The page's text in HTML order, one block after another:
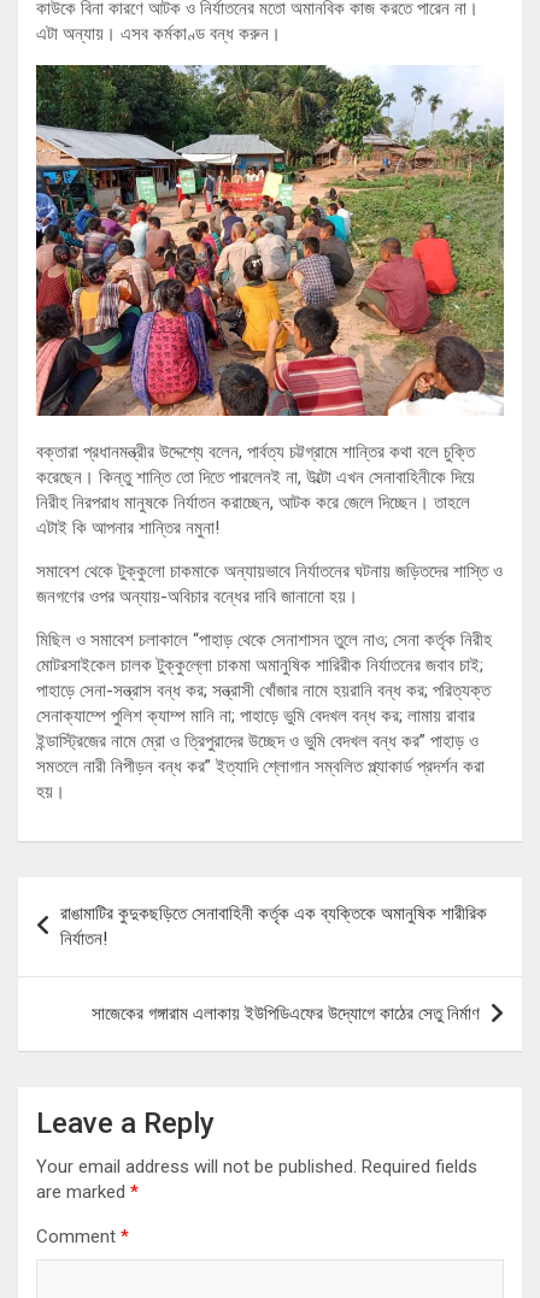
কাউকে বিনা কারণে আটক ও নির্যাতনের মতো অমানবিক কাজ করতে পারেন না।
এটা অন্যায়। এসব কর্মকাণ্ড বন্ধ করুন।
বক্তারা প্রধানমন্ত্রীর উদ্দেশ্যে বলেন, পার্বত্য চট্টগ্রামে শান্তির কথা বলে চুক্তি
করেছেন। কিন্তু শান্তি তো দিতে পারলেনই না, উল্টো এখন সেনাবাহিনীকে দিয়ে
নিরীহ নিরপরাধ মানুষকে নির্যাতন করাচ্ছেন, আটক করে জেলে দিচ্ছেন। তাহলে
এটাই কি আপনার শান্তির নমুনা!
সমাবেশ থেকে টুক্কুলো চাকমাকে অন্যায়ভাবে নির্যাতনের ঘটনায় জড়িতদের শাস্তি ও
জনগণের ওপর অন্যায়-অবিচার বন্ধের দাবি জানানো হয়।
মিছিল ও সমাবেশ চলাকালে “পাহাড় থেকে সেনাশাসন তুলে নাও; সেনা কর্তৃক নিরীহ
মোটরসাইকেল চালক টুক্কুল্লো চাকমা অমানুষিক শারিরীক নির্যাতনের জবাব চাই;
পাহাড়ে সেনা-সন্ত্রাস বন্ধ কর; সন্ত্রাসী খোঁজার নামে হয়রানি বন্ধ কর; পরিত্যক্ত
সেনাক্যাম্পে পুলিশ ক্যাম্প মানি না; পাহাড়ে ভুমি বেদখল বন্ধ কর; লামায় রাবার
ইন্ডাস্ট্রিজের নামে ম্রো ও ত্রিপুরাদের উচ্ছেদ ও ভুমি বেদখল বন্ধ কর” পাহাড় ও
সমতলে নারী নিপীড়ন বন্ধ কর” ইত্যাদি শ্লোগান সম্বলিত প্ল্যাকার্ড প্রদর্শন করা
হয়।
navigation
রাঙামাটির কুদুকছড়িতে সেনাবাহিনী কর্তৃক এক ব্যক্তিকে অমানুষিক শারীরিক
নির্যাতন!
সাজেকের গঙ্গারাম এলাকায় ইউপিডিএফের উদ্যোগে কাঠের সেতু নির্মাণ
Leave a Reply
Your email address will not be published. Required fields
are marked *
Comment *